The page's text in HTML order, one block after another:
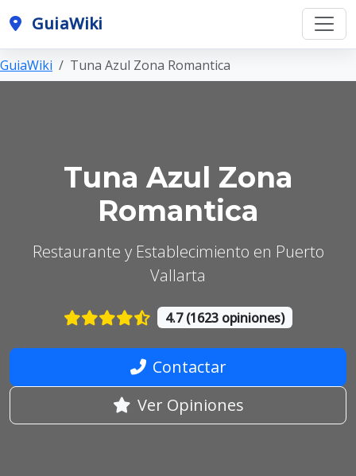
GuiaWiki
GuiaWiki Tuna Azul Zona Romantica
Tuna Azul Zona
Romantica
Restaurante y Establecimiento en Puerto
Vallarta
4.7 (1623 opiniones)
Contactar
Ver Opiniones